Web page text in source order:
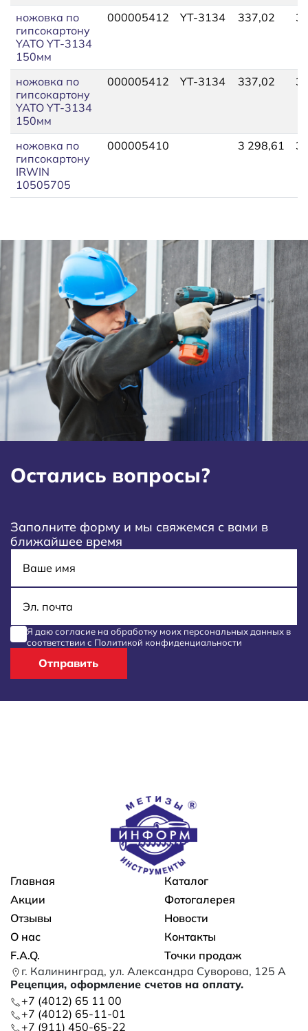
ножовка по
гипсокартону
YATO YT-3134
150мм
000005412 YT-3134 337,02
ножовка по
гипсокартону
YATO YT-3134
150мм
000005412 YT-3134 337,02
ножовка по
гипсокартону
IRWIN
10505705
000005410 3 298,61 3
Остались вопросы?
Заполните форму и мы свяжемся с вами в
ближайшее время
Я даю согласие на обработку моих персональных данных в
соответствии с Политикой конфиденциальности
Отправить
Основная навигация
Главная
Каталог
Акции
Фотогалерея
Отзывы
Новости
О нас
Контакты
F.A.Q.
Точки продаж
г. Калининград, ул. Александра Суворова, 125 А
Рецепция, оформление счетов на оплату.
+7 (4012) 65 11 00
+7 (4012) 65-11-01
+7 (911) 450-65-22